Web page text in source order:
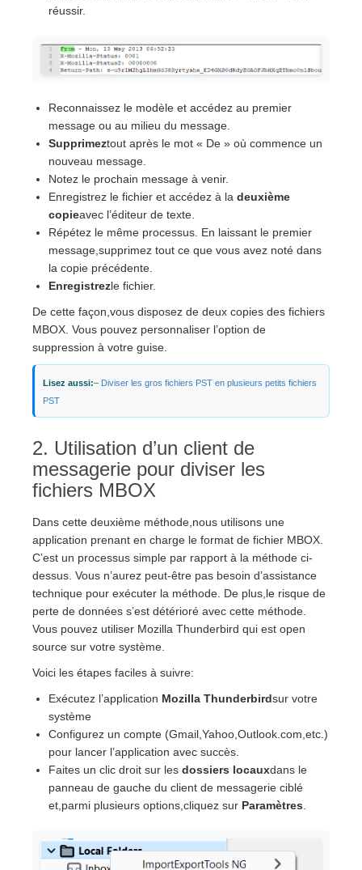
réussir.
Reconnaissez le modèle et accédez au premier
message ou au milieu du message.
Supprimeztout après le mot « De » où commence un
nouveau message.
Notez le prochain message à venir.
Enregistrez le fichier et accédez à la deuxième
copieavec l’éditeur de texte.
Répétez le même processus. En laissant le premier
message,supprimez tout ce que vous avez noté dans
la copie précédente.
Enregistrezle fichier.
De cette façon,vous disposez de deux copies des fichiers
MBOX. Vous pouvez personnaliser l’option de
suppression à votre guise.
Lisez aussi:– Diviser les gros fichiers PST en plusieurs petits fichiers
PST
2. Utilisation d’un client de
messagerie pour diviser les
fichiers MBOX
Dans cette deuxième méthode,nous utilisons une
application prenant en charge le format de fichier MBOX.
C’est un processus simple par rapport à la méthode ci-
dessus. Vous n’aurez peut-être pas besoin d’assistance
technique pour exécuter la méthode. De plus,le risque de
perte de données s’est détérioré avec cette méthode.
Vous pouvez utiliser Mozilla Thunderbird qui est open
source sur votre système.
Voici les étapes faciles à suivre:
Exécutez l’application Mozilla Thunderbirdsur votre
système
Configurez un compte (Gmail,Yahoo,Outlook.com,etc.)
pour lancer l’application avec succès.
Faites un clic droit sur les dossiers locauxdans le
panneau de gauche du client de messagerie ciblé
et,parmi plusieurs options,cliquez sur Paramètres.